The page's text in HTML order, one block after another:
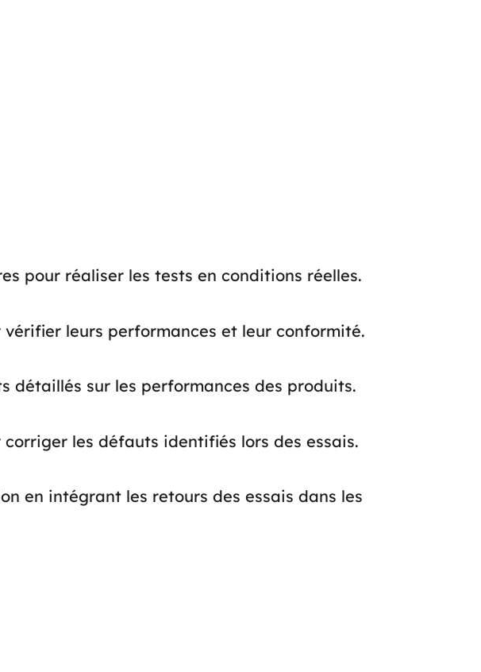
pour réaliser les tests en conditions réelles.
leurs performances et leur conformité.
détaillés sur les performances des produits.
les défauts identifiés lors des essais.
en intégrant les retours des essais dans les